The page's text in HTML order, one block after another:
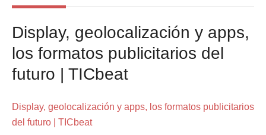
Display, geolocalización y apps,
los formatos publicitarios del
futuro | TICbeat
Display, geolocalización y apps, los formatos publicitarios
del futuro | TICbeat